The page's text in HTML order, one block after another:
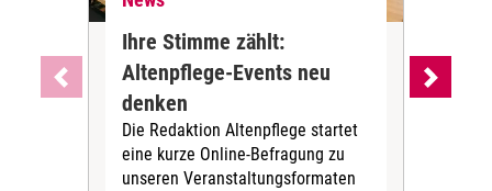
Ihre Stimme zählt:
Altenpflege-Events neu
denken
Die Redaktion Altenpflege startet
eine kurze Online-Befragung zu
unseren Veranstaltungsformaten